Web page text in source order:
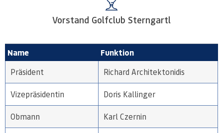
Vorstand Golfclub Sterngartl
Name
Funktion
Präsident
Richard Architektonidis
Vizepräsidentin Doris Kallinger
Obmann Karl Czernin